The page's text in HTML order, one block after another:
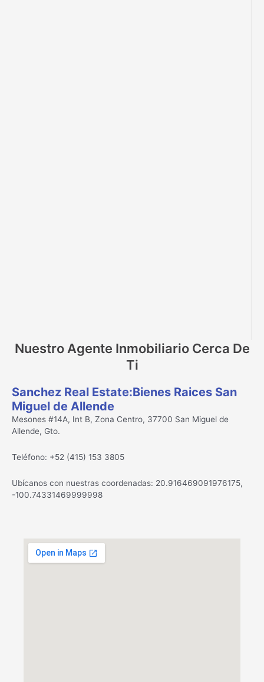
Nuestro Agente Inmobiliario Cerca De
Ti
Sanchez Real Estate:Bienes Raices San
Miguel de Allende
Mesones #14A, Int B, Zona Centro, 37700 San Miguel de
Allende, Gto.
Teléfono: +52 (415) 153 3805
Ubícanos con nuestras coordenadas: 20.916469091976175,
-100.74331469999998